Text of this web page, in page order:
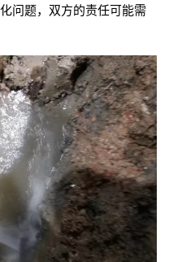
问题，双方的责任可能需